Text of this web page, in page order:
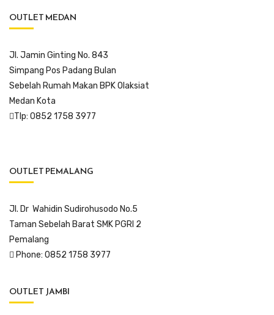
OUTLET MEDAN
Jl. Jamin Ginting No. 843
Simpang Pos Padang Bulan
Sebelah Rumah Makan BPK Olaksiat
Medan Kota
Tlp: 0852 1758 3977
OUTLET PEMALANG
Jl. Dr Wahidin Sudirohusodo No.5
Taman Sebelah Barat SMK PGRI 2
Pemalang
Phone: 0852 1758 3977
OUTLET JAMBI